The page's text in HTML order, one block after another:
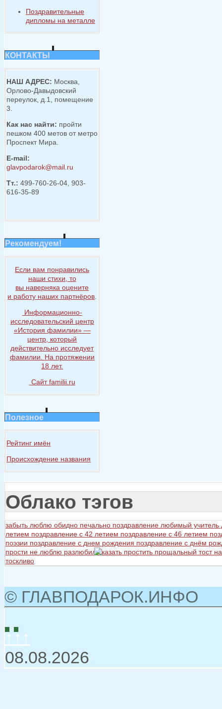
Поздравительные
дипломы на металле
КОНТАКТЫ
НАШ АДРЕС: Москва,
Орлово-Давыдовский
переулок, д.1, помещение
3.
Как нас найти: пройти
пешком 400 метов от метро
Проспект Мира.
E-mail:
glavpodarok@mail.ru
Тт.: 499-760-26-04, 903-
616-35-89
Рекомендуем!
Если вам понравились
наши стихи, то
вы наверняка оцените
и работу наших партнёров
Информационно-
исследовательский центр
«История фамилии» —
центр, который
действительно исследует
фамилии. На протяжении
18 лет.
Сайт familii.ru
Полезное
Рейтинг имён
Происхождение названия
Облако тэгов
забыть люблю обидно печально поздравление любимый учитель
летием поздравление с 42 летием поздравление с 46 летием
поэзии поздравление с днем рождения поздравление с днём
прости не люблю разлюбил сказать простить прощальный тост
тоскливо
© ГЛАВПОДАРОК.ИНФО
↑↑↑
08.08.2026